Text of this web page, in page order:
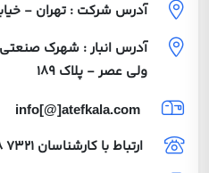
آدرس شرکت : تهران -
آدرس انبار : شهرک
ولی عصر - پلاک 189
info[@]atefkala.com
ارتباط با کارشناسان 7321